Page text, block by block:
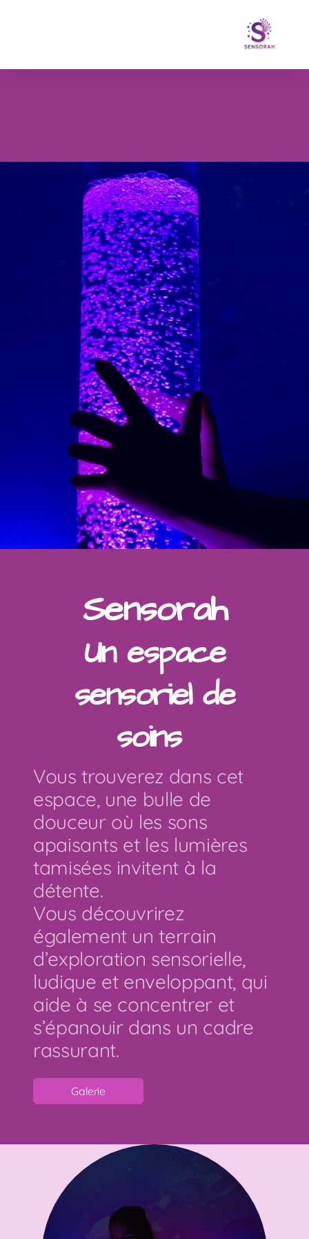
Sensorah
Un espace
sensoriel de
soins
Vous trouverez dans cet
espace, une bulle de
douceur où les sons
apaisants et les lumières
tamisées invitent à la
détente.
Vous découvrirez
également un terrain
d’exploration sensorielle,
ludique et enveloppant, qui
aide à se concentrer et
s’épanouir dans un cadre
rassurant.
Galerie